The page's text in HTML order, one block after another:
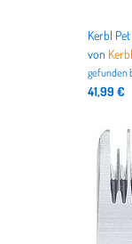
Kerbl
von
gefunden
41,99 €